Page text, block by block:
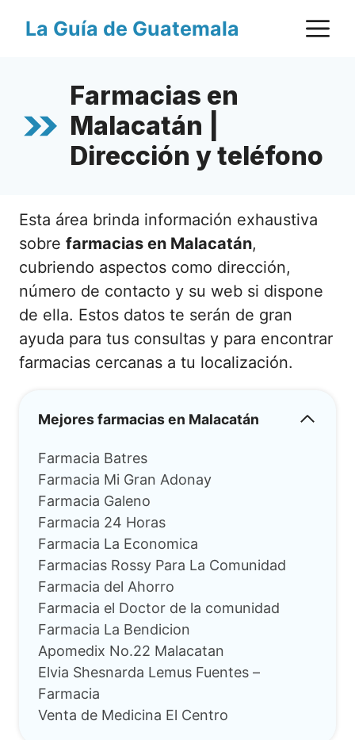
La Guía de Guatemala
Farmacias en
Malacatán |
Dirección y teléfono
Esta área brinda información exhaustiva
sobre farmacias en Malacatán,
cubriendo aspectos como dirección,
número de contacto y su web si dispone
de ella. Estos datos te serán de gran
ayuda para tus consultas y para encontrar
farmacias cercanas a tu localización.
Mejores farmacias en Malacatán
Farmacia Batres
Farmacia Mi Gran Adonay
Farmacia Galeno
Farmacia 24 Horas
Farmacia La Economica
Farmacias Rossy Para La Comunidad
Farmacia del Ahorro
Farmacia el Doctor de la comunidad
Farmacia La Bendicion
Apomedix No.22 Malacatan
Elvia Shesnarda Lemus Fuentes –
Farmacia
Venta de Medicina El Centro